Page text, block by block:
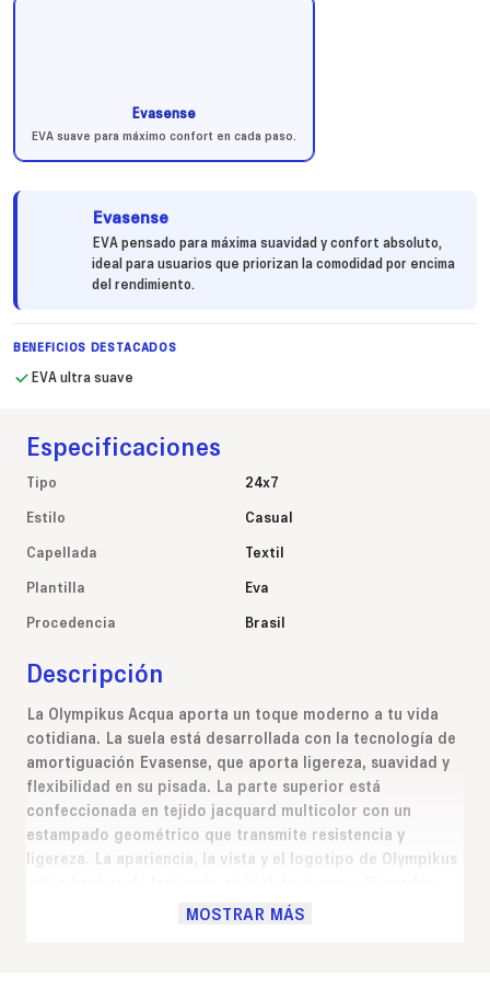
Evasense
EVA suave para máximo confort en cada paso.
Evasense
EVA pensado para máxima suavidad y confort absoluto,
ideal para usuarios que priorizan la comodidad por encima
del rendimiento.
BENEFICIOS DESTACADOS
EVA ultra suave
Especificaciones
Tipo
24x7
Estilo
Casual
Capellada
Textil
Plantilla
Eva
Procedencia
Brasil
Descripción
La Olympikus Acqua aporta un toque moderno a tu vida
cotidiana. La suela está desarrollada con la tecnología de
amortiguación Evasense, que aporta ligereza, suavidad y
flexibilidad en su pisada. La parte superior está
confeccionada en tejido jacquard multicolor con un
estampado geométrico que transmite resistencia y
ligereza. La apariencia, la vista y el logotipo de Olympikus
está compuesto por tejido de poliéster texturizado, forro
MOSTRAR MÁS